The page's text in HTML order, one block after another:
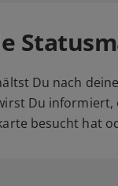
Du nach
Du
besucht hat